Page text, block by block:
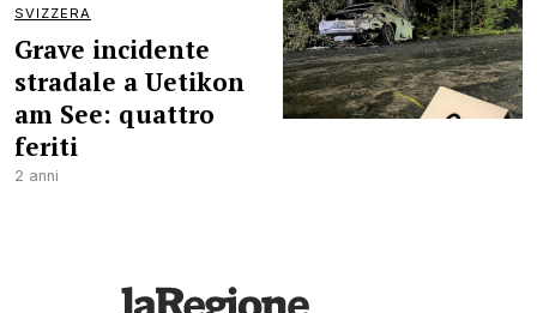
SVIZZERA
Grave incidente
stradale a Uetikon
am See: quattro
feriti
2 anni